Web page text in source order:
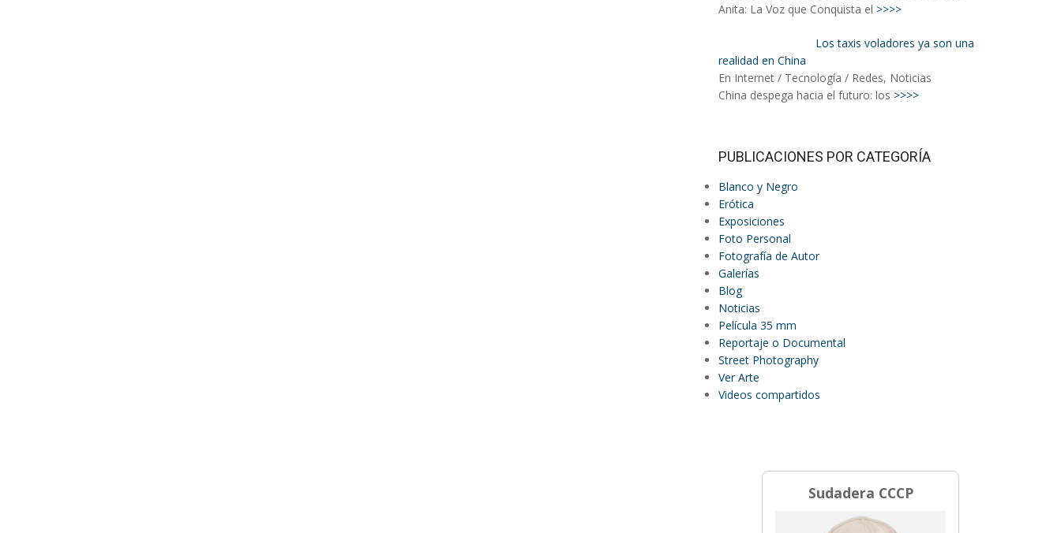
Anita: La Voz que Conquista el >>>>
Los taxis voladores ya son una
realidad en China
En Internet / Tecnología / Redes, Noticias
China despega hacia el futuro: los >>>>
PUBLICACIONES POR CATEGORÍA
Blanco y Negro
Erótica
Exposiciones
Foto Personal
Fotografía de Autor
Galerías
Blog
Noticias
Película 35 mm
Reportaje o Documental
Street Photography
Ver Arte
Videos compartidos
Sudadera CCCP